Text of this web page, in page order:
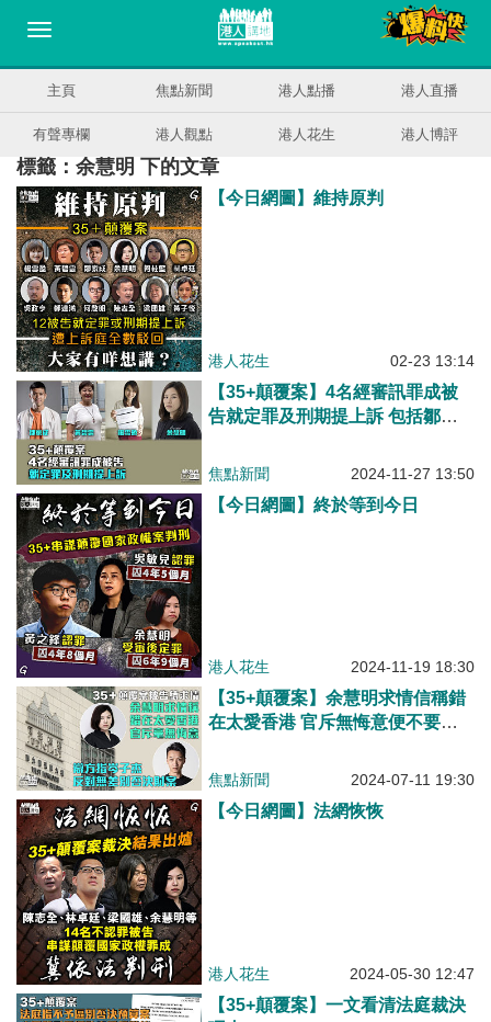
主頁 焦點新聞 港人點播 港人直播
有聲專欄 港人觀點 港人花生 港人博評
標籤：余慧明 下的文章
【今日網圖】維持原判
港人花生 02-23 13:14
【35+顛覆案】4名經審訊罪成被
告就定罪及刑期提上訴 包括鄒家
焦點新聞 2024-11-27 13:50
【今日網圖】終於等到今日
港人花生 2024-11-19 18:30
【35+顛覆案】余慧明求情信稱錯
在太愛香港 官斥無悔意便不要求
財案
焦點新聞 2024-07-11 19:30
【今日網圖】法網恢恢
港人花生 2024-05-30 12:47
【35+顛覆案】一文看清法庭裁決